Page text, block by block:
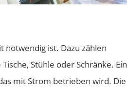
notwendig ist. Dazu zählen
Stühle oder Schränke. Ein
mit Strom betrieben wird. Die